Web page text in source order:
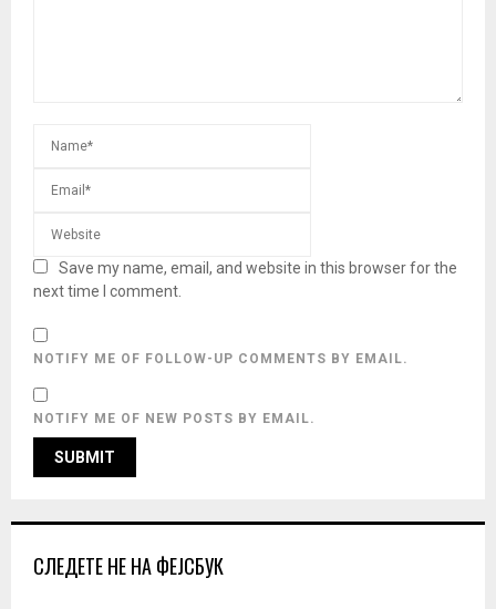
Save my name, email, and website in this browser for the
next time I comment.
NOTIFY ME OF FOLLOW-UP COMMENTS BY EMAIL.
NOTIFY ME OF NEW POSTS BY EMAIL.
СЛЕДЕТЕ НЕ НА ФЕЈСБУК